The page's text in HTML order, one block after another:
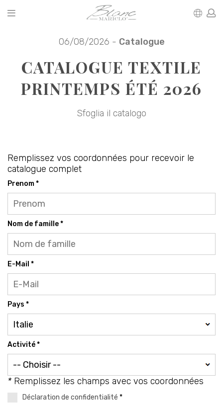
06/08/2026 - Catalogue
CATALOGUE TEXTILE
PRINTEMPS ÉTÉ 2026
Sfoglia il catalogo
Remplissez vos coordonnées pour recevoir le
catalogue complet
Prenom *
Nom de famille *
E-Mail *
Pays *
Activité *
* Remplissez les champs avec vos coordonnées
Déclaration de confidentialité *